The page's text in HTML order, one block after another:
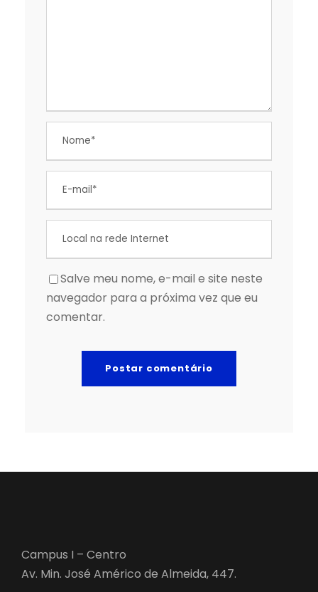
Salve meu nome, e-mail e site neste
navegador para a próxima vez que eu
comentar.
Campus I – Centro
Av. Min. José Américo de Almeida, 447.